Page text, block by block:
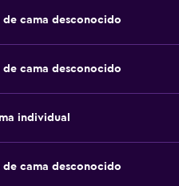
cama desconocido
cama desconocido
individual
cama desconocido